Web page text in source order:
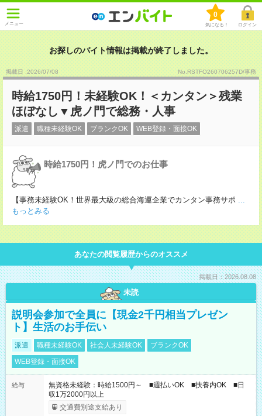
メニュー
0
気になる！ ログイン
お探しのバイト情報は掲載が終了しました。
掲載日 :2026/07/08 No.RSTFO260706257D/事務
時給1750円！未経験OK！＜カンタン＞残業
ほぼなし▼虎ノ門で総務・人事
派遣 職種未経験OK ブランクOK WEB登録・面接OK
時給1750円！虎ノ門でのお仕事
【事務未経験OK！世界最大級の総合海運企業でカンタン事務サポ ...
もっとみる
あなたの閲覧履歴からのオススメ
掲載日：2026.08.08
未読
説明会参加で全員に【現金2千円相当プレゼン
ト】生活のお手伝い
派遣 職種未経験OK 社会人未経験OK
ブランクOK
WEB登録・面接OK
給与
無資格未経験：時給1500円～ ■週払いOK ■扶養内OK ■日
収1万2000円以上
交通費別途支給あり